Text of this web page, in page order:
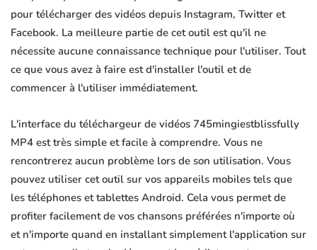
pour télécharger des vidéos depuis Instagram, Twitter et
Facebook. La meilleure partie de cet outil est qu'il ne
nécessite aucune connaissance technique pour l'utiliser. Tout
ce que vous avez à faire est d'installer l'outil et de
commencer à l'utiliser immédiatement.
L'interface du téléchargeur de vidéos 745mingiestblissfully
MP4 est très simple et facile à comprendre. Vous ne
rencontrerez aucun problème lors de son utilisation. Vous
pouvez utiliser cet outil sur vos appareils mobiles tels que
les téléphones et tablettes Android. Cela vous permet de
profiter facilement de vos chansons préférées n'importe où
et n'importe quand en installant simplement l'application sur